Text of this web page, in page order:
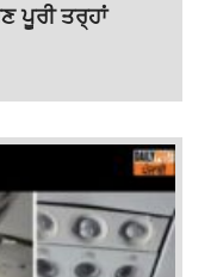
ਪੂਰੀ ਤਰ੍ਹਾਂ